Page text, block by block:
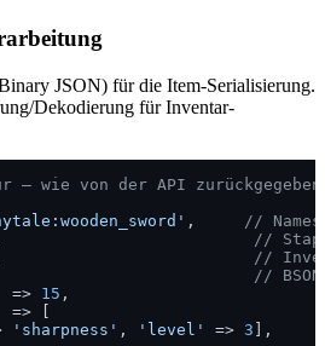
JSON) für die Item-Serialisierung.
Dekodierung für Inventar-
wie von der API zurückgegeben
, //
//
//
=> [
//
=>
15 ,
=> [
'sharpness' , 'level' => 3 ],